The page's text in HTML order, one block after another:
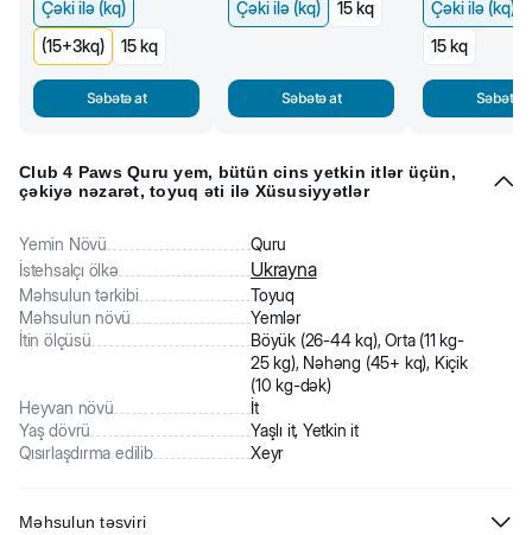
Çəki ilə (kq)
(15+3kq)
15 kq
Səbətə at
Çəki ilə (kq) 15 kq
Səbətə at
Çəki ilə (kq)
15 kq
Səbətə
Club 4 Paws Quru yem, bütün cins yetkin itlər üçün,
çəkiyə nəzarət, toyuq əti ilə Xüsusiyyətlər
Yemin Növü
Quru
İstehsalçı ölkə
Ukrayna
Məhsulun tərkibi
Toyuq
Məhsulun növü
Yemlər
İtin ölçüsü
Böyük (26-44 kq), Orta (11 kg-
25 kg), Nəhəng (45+ kq), Kiçik
(10 kg-dək)
Heyvan növü
İt
Yaş dövrü
Yaşlı it, Yetkin it
Qısırlaşdırma edilib
Xeyr
Məhsulun təsviri